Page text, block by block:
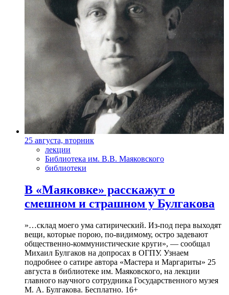
25 августа, вторник
лекции
Библиотека им. В.В. Маяковского
библиотеки
В «Маяковке» расскажут о
смешном и страшном у Булгакова
»…склад моего ума сатирический. Из-под пера выходят
вещи, которые порою, по-видимому, остро задевают
общественно-коммунистические круги», — сообщал
Михаил Булгаков на допросах в ОГПУ. Узнаем
подробнее о сатире автора «Мастера и Маргариты» 25
августа в библиотеке им. Маяковского, на лекции
главного научного сотрудника Государственного музея
М. А. Булгакова. Бесплатно. 16+